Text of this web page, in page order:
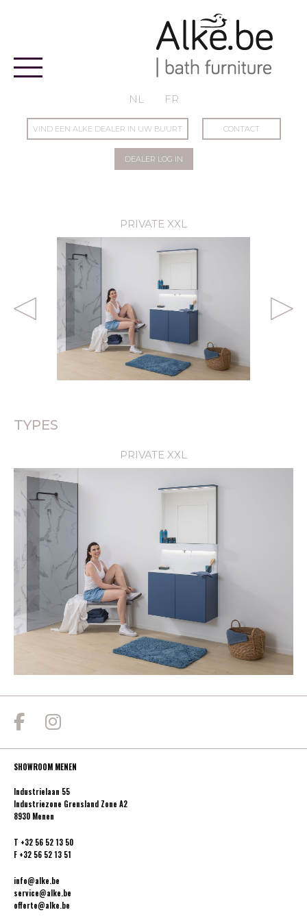
NL FR
VIND EEN ALKE DEALER IN UW BUURT CONTACT
DEALER LOG IN
PRIVATE XXL
ONTDEK
TYPES
PRIVATE XXL
ONTDEK
SHOWROOM MENEN
Industrielaan 55
Industriezone Grensland Zone A2
8930 Menen
T +32 56 52 13 50
F +32 56 52 13 51
info@alke.be
service@alke.be
offerte@alke.be